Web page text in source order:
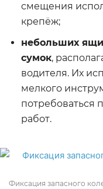
смещения
крепёж;
небольших
сумок,
водителя. Их
мелкого
потребоваться
работ.
Фиксация запасного